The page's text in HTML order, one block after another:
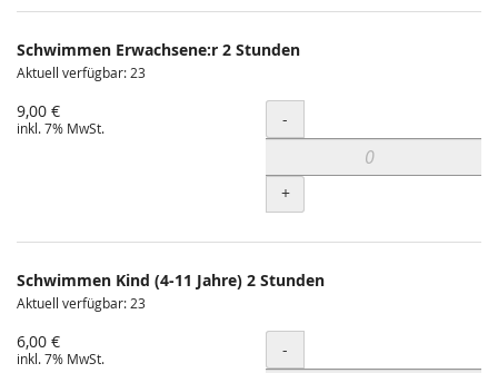
Schwimmen Erwachsene:r 2 Stunden
Aktuell verfügbar: 23
9,00 €
inkl. 7% MwSt. Menge
-
+
Schwimmen Kind (4-11 Jahre) 2 Stunden
Aktuell verfügbar: 23
6,00 €
inkl. 7% MwSt. Menge
-